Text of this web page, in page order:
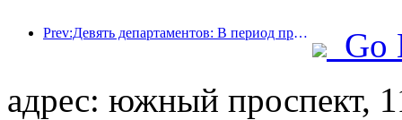
Prev:Девять департаментов: В период празднования Весеннего фестиваля сетевые отели и бутик-отели будут предлагать льготные условия.
Go
адрес: южный проспект,